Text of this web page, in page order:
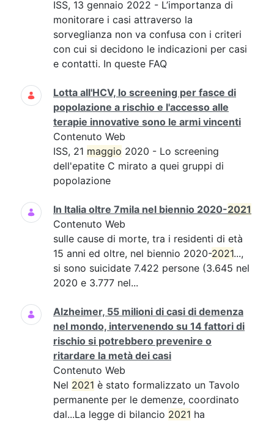
ISS, 13 gennaio 2022 - L’importanza di
monitorare i casi attraverso la
sorveglianza non va confusa con i criteri
con cui si decidono le indicazioni per casi
e contatti. In queste FAQ
Lotta all'HCV, lo screening per fasce di
popolazione a rischio e l'accesso alle
terapie innovative sono le armi vincenti
Contenuto Web
ISS, 21 maggio 2020 - Lo screening
dell'epatite C mirato a quei gruppi di
popolazione
In Italia oltre 7mila nel biennio 2020-2021
Contenuto Web
sulle cause di morte, tra i residenti di età
15 anni ed oltre, nel biennio 2020-2021...,
si sono suicidate 7.422 persone (3.645 nel
2020 e 3.777 nel...
Alzheimer, 55 milioni di casi di demenza
nel mondo, intervenendo su 14 fattori di
rischio si potrebbero prevenire o
ritardare la metà dei casi
Contenuto Web
Nel 2021 è stato formalizzato un Tavolo
permanente per le demenze, coordinato
dal...La legge di bilancio 2021 ha